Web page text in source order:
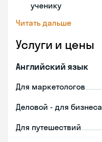
ученику
Читать дальше
Услуги и цены
Английский язык
Для маркетологов
Деловой - для бизнеса
Для путешествий